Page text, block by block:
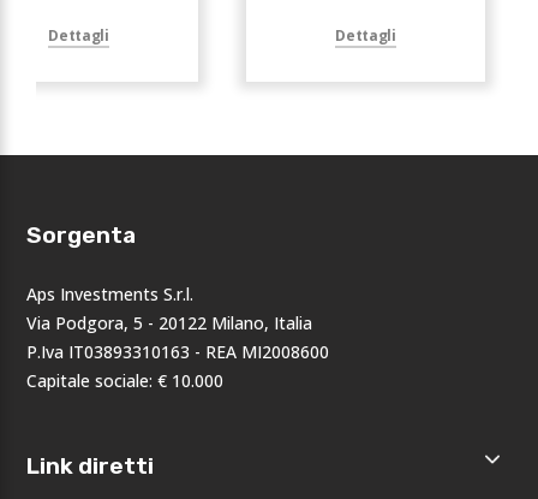
Dettagli Dettagli
Sorgenta
Aps Investments S.r.l.
Via Podgora, 5 - 20122 Milano, Italia
P.Iva IT03893310163 - REA MI2008600
Capitale sociale: € 10.000
Link diretti